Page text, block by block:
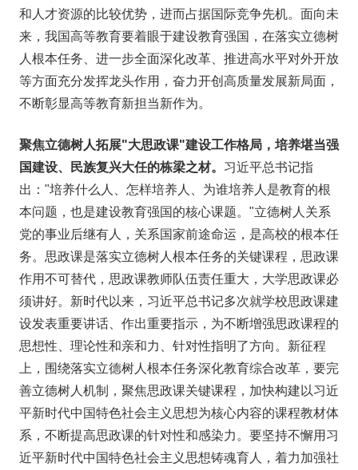
和人才资源的比较优势，进而占据国际竞争先机。面向未
来，我国高等教育要着眼于建设教育强国，在落实立德树
人根本任务、进一步全面深化改革、推进高水平对外开放
等方面充分发挥龙头作用，奋力开创高质量发展新局面，
不断彰显高等教育新担当新作为。
聚焦立德树人拓展"大思政课"建设工作格局，培养堪当强
国建设、民族复兴大任的栋梁之材。 习近平总书记指
出："培养什么人、怎样培养人、为谁培养人是教育的根
本问题，也是建设教育强国的核心课题。"立德树人关系
党的事业后继有人，关系国家前途命运，是高校的根本任
务。思政课是落实立德树人根本任务的关键课程，思政课
作用不可替代，思政课教师队伍责任重大，大学思政课必
须讲好。新时代以来，习近平总书记多次就学校思政课建
设发表重要讲话、作出重要指示，为不断增强思政课程的
思想性、理论性和亲和力、针对性指明了方向。新征程
上，围绕落实立德树人根本任务深化教育综合改革，要完
善立德树人机制，聚焦思政课关键课程，加快构建以习近
平新时代中国特色社会主义思想为核心内容的课程教材体
系，不断提高思政课的针对性和感染力。要坚持不懈用习
近平新时代中国特色社会主义思想铸魂育人，着力加强社